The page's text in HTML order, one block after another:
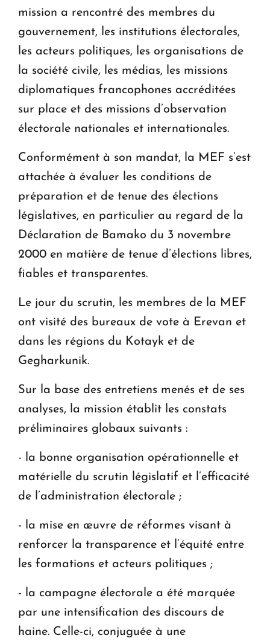
mission a rencontré des membres du
gouvernement, les institutions électorales,
les acteurs politiques, les organisations de
la société civile, les médias, les missions
diplomatiques francophones accréditées
sur place et des missions d’observation
électorale nationales et internationales.
Conformément à son mandat, la MEF s’est
attachée à évaluer les conditions de
préparation et de tenue des élections
législatives, en particulier au regard de la
Déclaration de Bamako du 3 novembre
2000 en matière de tenue d’élections libres,
fiables et transparentes.
Le jour du scrutin, les membres de la MEF
ont visité des bureaux de vote à Erevan et
dans les régions du Kotayk et de
Gegharkunik.
Sur la base des entretiens menés et de ses
analyses, la mission établit les constats
préliminaires globaux suivants :
- la bonne organisation opérationnelle et
matérielle du scrutin législatif et l’efficacité
de l’administration électorale ;
- la mise en œuvre de réformes visant à
renforcer la transparence et l’équité entre
les formations et acteurs politiques ;
- la campagne électorale a été marquée
par une intensification des discours de
haine. Celle-ci, conjuguée à une